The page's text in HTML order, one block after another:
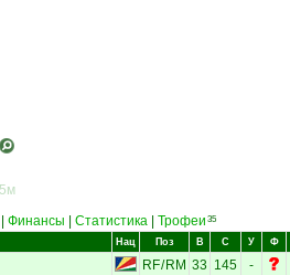
Финансы Статистика Трофеи 35
Нац Поз В С У Ф
RF/ RM 33 145 -